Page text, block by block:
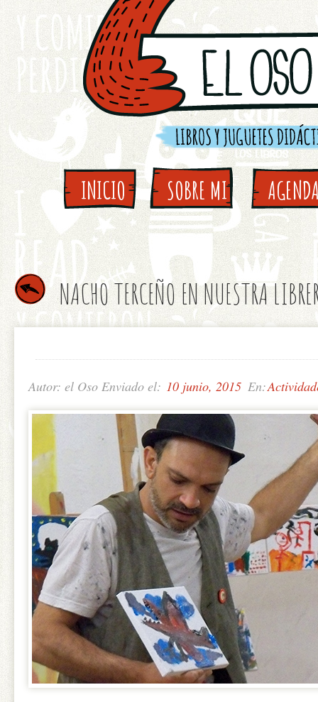
INICIO SOBRE MI
NACHO TERCEÑO EN NUESTRA
Autor: el Oso Enviado el: 10 junio, 2015 En: